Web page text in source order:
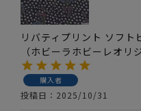
リバティプリント ソフ
（ホビーラホビーレオリ
購入者
投稿日 2025/10/31